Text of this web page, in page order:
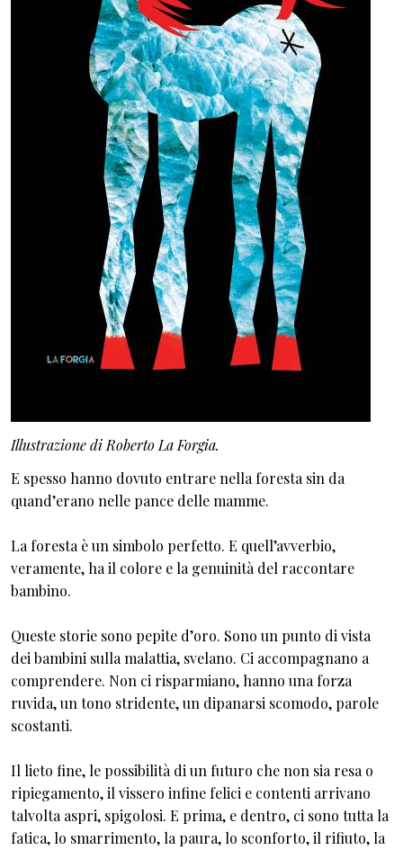
Illustrazione di Roberto La Forgia.
E spesso hanno dovuto entrare nella foresta sin da
quand’erano nelle pance delle mamme.
La foresta è un simbolo perfetto. E quell’avverbio,
veramente, ha il colore e la genuinità del raccontare
bambino.
Queste storie sono pepite d’oro. Sono un punto di vista
dei bambini sulla malattia, svelano. Ci accompagnano a
comprendere. Non ci risparmiano, hanno una forza
ruvida, un tono stridente, un dipanarsi scomodo, parole
scostanti.
Il lieto fine, le possibilità di un futuro che non sia resa o
ripiegamento, il vissero infine felici e contenti arrivano
talvolta aspri, spigolosi. E prima, e dentro, ci sono tutta la
fatica, lo smarrimento, la paura, lo sconforto, il rifiuto, la